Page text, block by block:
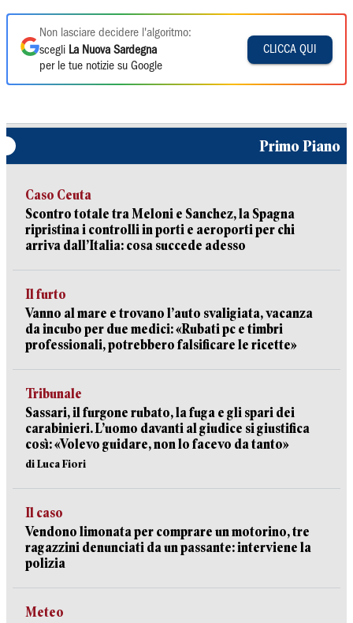
Non lasciare decidere l'algoritmo:
scegli La Nuova Sardegna
per le tue notizie su Google
CLICCA QUI
Primo Piano
Caso Ceuta
Scontro totale tra Meloni e Sanchez, la Spagna
ripristina i controlli in porti e aeroporti per chi
arriva dall’Italia: cosa succede adesso
Il furto
Vanno al mare e trovano l’auto svaligiata, vacanza
da incubo per due medici: «Rubati pc e timbri
professionali, potrebbero falsificare le ricette»
Tribunale
Sassari, il furgone rubato, la fuga e gli spari dei
carabinieri. L’uomo davanti al giudice si giustifica
così: «Volevo guidare, non lo facevo da tanto»
di Luca Fiori
Il caso
Vendono limonata per comprare un motorino, tre
ragazzini denunciati da un passante: interviene la
polizia
Meteo